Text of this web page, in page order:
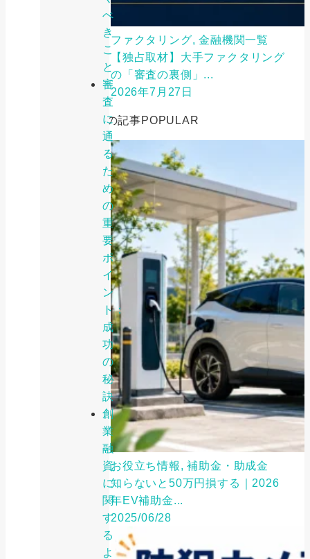
べ
き
こ
と
審
査
に
通
る
た
め
の
重
要
ポ
イ
ン
ト：
成
功
の
秘
訣
創
業
融
資
に
関
す
る
よ
ファクタリング, 金融機関一覧
【独占取材】大手ファクタリング
の「審査の裏側」...
2026年7月27日
人気の記事POPULAR
お役立ち情報, 補助金・助成金
知らないと50万円損する｜2026
年EV補助金...
2025/06/28